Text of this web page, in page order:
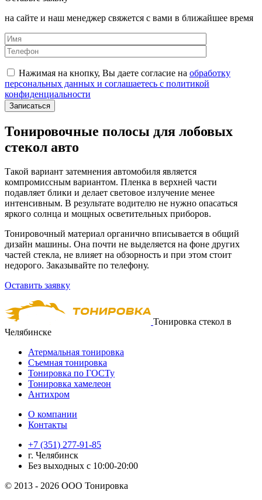
на сайте и наш менеджер свяжется с вами в ближайшее время
Нажимая на кнопку, Вы даете согласие на обработку
персональных данных и соглашаетесь с политикой
конфиденциальности
Тонировочные полосы для лобовых
стекол авто
Такой вариант затемнения автомобиля является
компромиссным вариантом. Пленка в верхней части
подавляет блики и делает световое излучение менее
интенсивным. В результате водителю не нужно опасаться
яркого солнца и мощных осветительных приборов.
Тонировочный материал органично вписывается в общий
дизайн машины. Она почти не выделяется на фоне других
частей стекла, не влияет на обзорность и при этом стоит
недорого. Заказывайте по телефону.
Оставить заявку
Тонировка стекол в
Челябинске
Атермальная тонировка
Съемная тонировка
Тонировка по ГОСТу
Тонировка хамелеон
Антихром
О компании
Контакты
+7 (351) 277-91-85
г. Челябинск
Без выходных с 10:00-20:00
© 2013 - 2026 ООО Тонировка